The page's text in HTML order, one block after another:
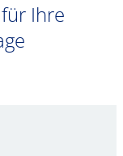
Ihre